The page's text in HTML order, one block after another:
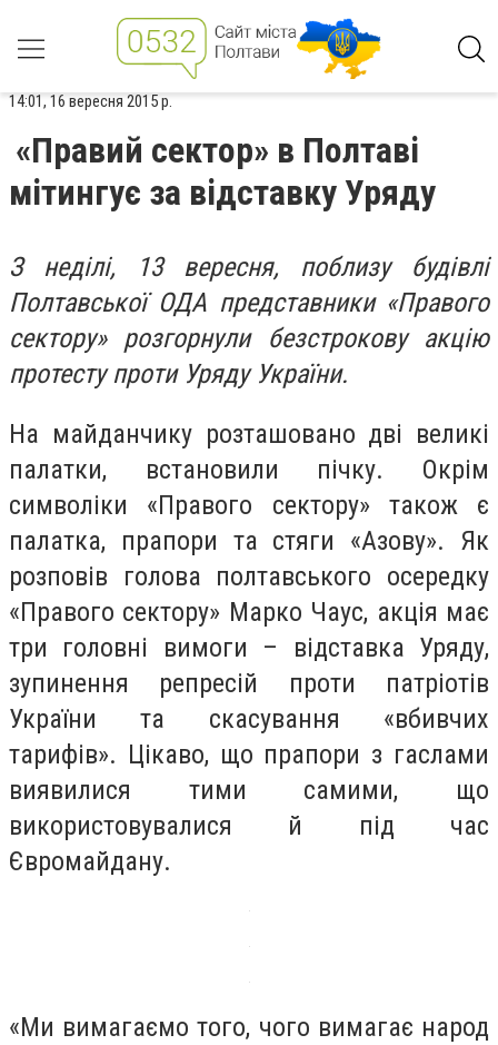
14:01, 16 вересня 2015 р.
«Правий сектор» в Полтаві
мітингує за відставку Уряду
З неділі, 13 вересня, поблизу будівлі
Полтавської ОДА представники «Правого
сектору» розгорнули безстрокову акцію
протесту проти Уряду України.
На майданчику розташовано дві великі
палатки, встановили пічку. Окрім
символіки «Правого сектору» також є
палатка, прапори та стяги «Азову». Як
розповів голова полтавського осередку
«Правого сектору» Марко Чаус, акція має
три головні вимоги – відставка Уряду,
зупинення репресій проти патріотів
України та скасування «вбивчих
тарифів». Цікаво, що прапори з гаслами
виявилися тими самими, що
використовувалися й під час
Євромайдану.
«Ми вимагаємо того, чого вимагає народ